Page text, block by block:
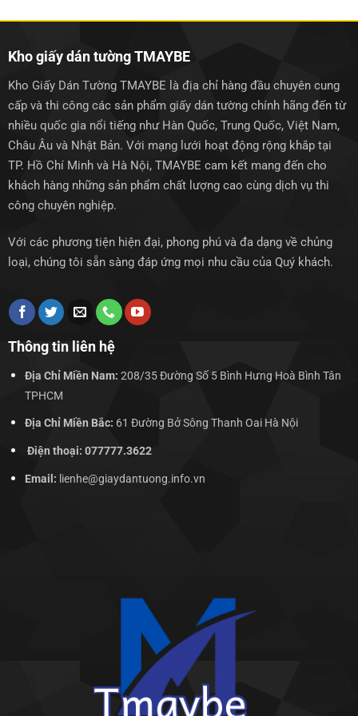
Kho giấy dán tường TMAYBE
Kho Giấy Dán Tường TMAYBE là địa chỉ hàng đầu chuyên cung
cấp và thi công các sản phẩm giấy dán tường chính hãng đến từ
nhiều quốc gia nổi tiếng như Hàn Quốc, Trung Quốc, Việt Nam,
Châu Âu và Nhật Bản. Với mạng lưới hoạt động rộng khắp tại
TP. Hồ Chí Minh và Hà Nội, TMAYBE cam kết mang đến cho
khách hàng những sản phẩm chất lượng cao cùng dịch vụ thi
công chuyên nghiệp.
Với các phương tiện hiện đại, phong phú và đa dạng về chủng
loại, chúng tôi sẵn sàng đáp ứng mọi nhu cầu của Quý khách.
Thông tin liên hệ
Địa Chỉ Miền Nam: 208/35 Đường Số 5 Bình Hưng Hoà Bình Tân
TPHCM
Địa Chỉ Miền Bắc: 61 Đường Bở Sông Thanh Oai Hà Nội
Điện thoại: 077777.3622
Email: lienhe@giaydantuong.info.vn